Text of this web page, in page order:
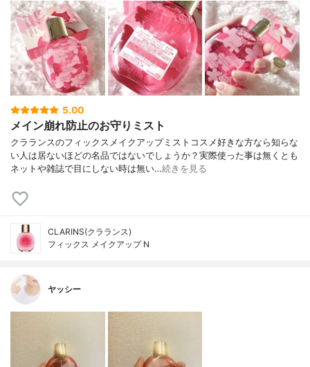
5.00
メイン崩れ防止のお守りミスト
クラランスのフィックスメイクアップミストコスメ好きな方なら知らな
い人は居ないほどの名品ではないでしょうか？実際使った事は無くとも
ネットや雑誌で目にしない時は無い…続きを見る
CLARINS(クラランス)
フィックス メイクアップ N
ヤッシー